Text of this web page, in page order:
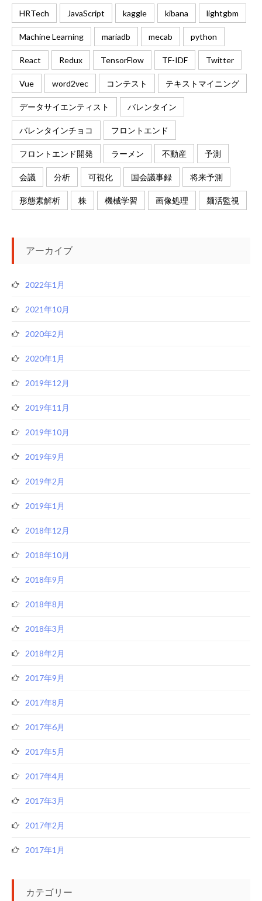
HRTech JavaScript kaggle kibana lightgbm
Machine Learning mariadb mecab python
React Redux TensorFlow TF-IDF Twitter
Vue word2vec コンテスト テキストマイニング
データサイエンティスト バレンタイン
バレンタインチョコ フロントエンド
フロントエンド開発 ラーメン 不動産 予測
会議 分析 可視化 国会議事録 将来予測
形態素解析 株 機械学習 画像処理 麺活監視
アーカイブ
2022年1月
2021年10月
2020年2月
2020年1月
2019年12月
2019年11月
2019年10月
2019年9月
2019年2月
2019年1月
2018年12月
2018年10月
2018年9月
2018年8月
2018年3月
2018年2月
2017年9月
2017年8月
2017年6月
2017年5月
2017年4月
2017年3月
2017年2月
2017年1月
カテゴリー